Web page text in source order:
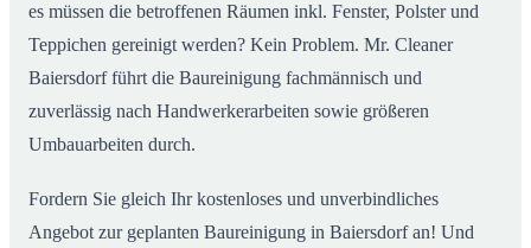
es müssen die betroffenen Räumen inkl. Fenster, Polster und
Teppichen gereinigt werden? Kein Problem. Mr. Cleaner
Baiersdorf führt die Baureinigung fachmännisch und
zuverlässig nach Handwerkerarbeiten sowie größeren
Umbauarbeiten durch.
Fordern Sie gleich Ihr kostenloses und unverbindliches
Angebot zur geplanten Baureinigung in Baiersdorf an! Und